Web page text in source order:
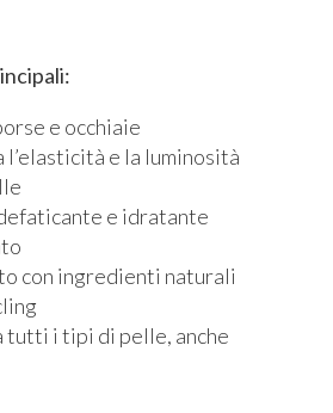
e occhiaie
e la luminosità
e idratante
con ingredienti naturali
tutti i tipi di pelle, anche